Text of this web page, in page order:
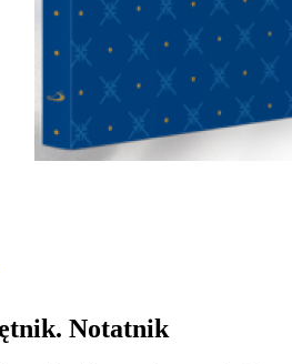
Notatnik